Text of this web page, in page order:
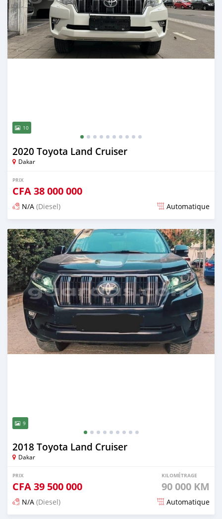
10
2020 Toyota Land Cruiser
Dakar
PRIX
CFA38 000 000
N/A (Diesel) Automatique
Publié il y a plus d'un an
9
2018 Toyota Land Cruiser
Dakar
PRIX
CFA39 500 000
KILOMÉTRAGE
90 000 KM
N/A (Diesel) Automatique